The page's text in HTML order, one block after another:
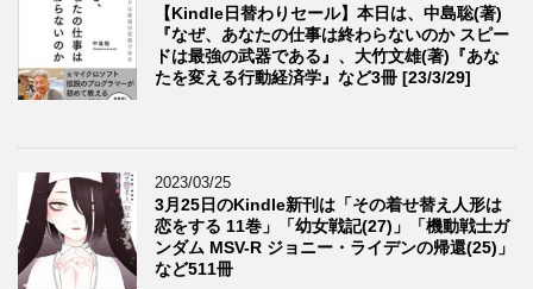
【Kindle日替わりセール】本日は、中島聡(著)
『なぜ、あなたの仕事は終わらないのか スピー
ドは最強の武器である』、大竹文雄(著)『あな
たを変える行動経済学』など3冊 [23/3/29]
2023/03/25
3月25日のKindle新刊は「その着せ替え人形は
恋をする 11巻」「幼女戦記(27)」「機動戦士ガ
ンダム MSV-R ジョニー・ライデンの帰還(25)」
など511冊